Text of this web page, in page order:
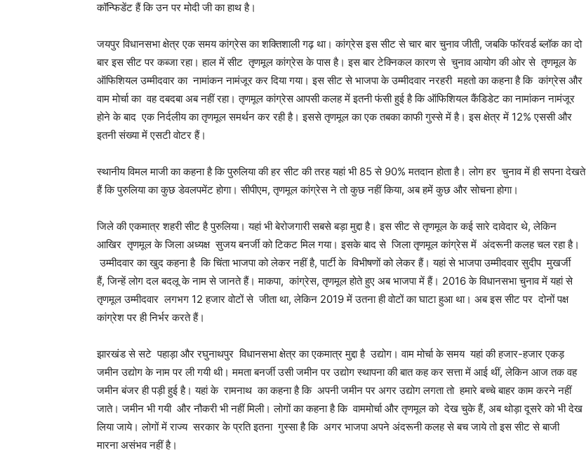
कॉन्फिडेंट हैं कि उन पर मोदी जी का हाथ है।
जयपुर विधानसभा क्षेत्र एक समय कांग्रेस का शक्तिशाली गढ़ था। कांग्रेस इस सीट से चार बार चुनाव जीती, जबकि फॉरवर्ड ब्लॉक का दो
बार इस सीट पर कब्जा रहा। हाल में सीट तृणमूल कांग्रेस के पास है। इस बार टेक्निकल कारण से चुनाव आयोग की ओर से तृणमूल के
ऑफिशियल उम्मीदवार का नामांकन नामंजूर कर दिया गया। इस सीट से भाजपा के उम्मीदवार नरहरी महतो का कहना है कि कांग्रेस और
वाम मोर्चा का वह दबदबा अब नहीं रहा। तृणमूल कांग्रेस आपसी कलह में इतनी फंसी हुई है कि ऑफिशियल कैंडिडेट का नामांकन नामंजूर
होने के बाद एक निर्दलीय का तृणमूल समर्थन कर रही है। इससे तृणमूल का एक तबका काफी गुस्से में है। इस क्षेत्र में 12% एससी और
इतनी संख्या में एसटी वोटर हैं।
स्थानीय विमल माजी का कहना है कि पुरुलिया की हर सीट की तरह यहां भी 85 से 90% मतदान होता है। लोग हर चुनाव में ही सपना देखते
हैं कि पुरुलिया का कुछ डेवलपमेंट होगा। सीपीएम, तृणमूल कांग्रेस ने तो कुछ नहीं किया, अब हमें कुछ और सोचना होगा।
जिले की एकमात्र शहरी सीट है पुरुलिया। यहां भी बेरोजगारी सबसे बड़ा मुद्दा है। इस सीट से तृणमूल के कई सारे दावेदार थे, लेकिन
आखिर तृणमूल के जिला अध्यक्ष सुजय बनर्जी को टिकट मिल गया। इसके बाद से जिला तृणमूल कांग्रेस में अंदरूनी कलह चल रहा है।
उम्मीदवार का खुद कहना है कि चिंता भाजपा को लेकर नहीं है, पार्टी के विभीषणों को लेकर हैं। यहां से भाजपा उम्मीदवार सुदीप मुखर्जी
हैं, जिन्हें लोग दल बदलू के नाम से जानते हैं। माकपा, कांग्रेस, तृणमूल होते हुए अब भाजपा में हैं। 2016 के विधानसभा चुनाव में यहां से
तृणमूल उम्मीदवार लगभग 12 हजार वोटों से जीता था, लेकिन 2019 में उतना ही वोटों का घाटा हुआ था। अब इस सीट पर दोनों पक्ष
कांग्रेश पर ही निर्भर करते हैं।
झारखंड से सटे पहाड़ा और रघुनाथपुर विधानसभा क्षेत्र का एकमात्र मुद्दा है उद्योग। वाम मोर्चा के समय यहां की हजार-हजार एकड़
जमीन उद्योग के नाम पर ली गयी थी। ममता बनर्जी उसी जमीन पर उद्योग स्थापना की बात कह कर सत्ता में आई थीं, लेकिन आज तक वह
जमीन बंजर ही पड़ी हुई है। यहां के रामनाथ का कहना है कि अपनी जमीन पर अगर उद्योग लगता तो हमारे बच्चे बाहर काम करने नहीं
जाते। जमीन भी गयी और नौकरी भी नहीं मिली। लोगों का कहना है कि वाममोर्चा और तृणमूल को देख चुके हैं, अब थोड़ा दूसरे को भी देख
लिया जाये। लोगों में राज्य सरकार के प्रति इतना गुस्सा है कि अगर भाजपा अपने अंदरूनी कलह से बच जाये तो इस सीट से बाजी
मारना असंभव नहीं है।